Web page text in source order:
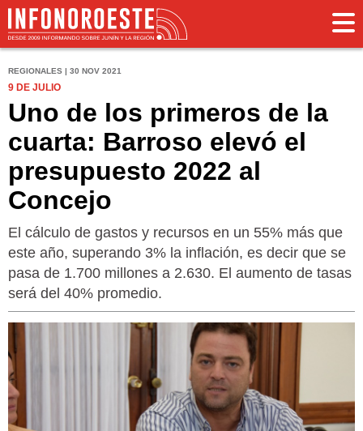
REGIONALES | 30 NOV 2021
9 DE JULIO
Uno de los primeros de la
cuarta: Barroso elevó el
presupuesto 2022 al
Concejo
El cálculo de gastos y recursos en un 55% más que
este año, superando 3% la inflación, es decir que se
pasa de 1.700 millones a 2.630. El aumento de tasas
será del 40% promedio.